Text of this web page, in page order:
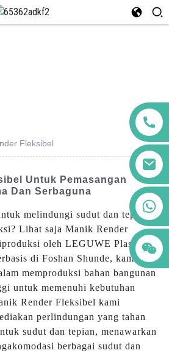
Fleksibel
Untuk Pemasangan
Dan Serbaguna
melindungi sudut dan tepian
Lihat saja Manik Render
oleh LEGUWE Plastics
di Foshan Shunde, kami
memproduksi bahan bangunan
untuk memenuhi kebutuhan
Render Fleksibel kami
perlindungan yang tahan
sudut dan tepian, menawarkan
berbagai sudut dan